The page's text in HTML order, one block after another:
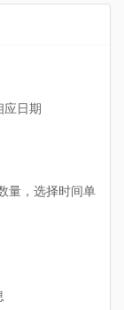
应日期
量，选择时间单